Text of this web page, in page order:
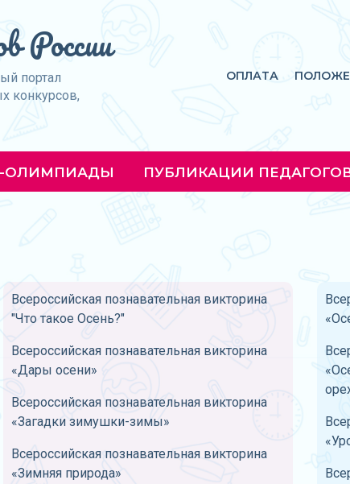
России
портал
конкурсов,
ОПЛАТА
ОЛИМПИАДЫ ПУБЛИКАЦИИ
Всероссийская познавательная викторина
"Что такое Осень?"
Всероссийская познавательная викторина
«Дары осени»
Всероссийская познавательная викторина
«Загадки зимушки-зимы»
Всероссийская познавательная викторина
«Зимняя природа»